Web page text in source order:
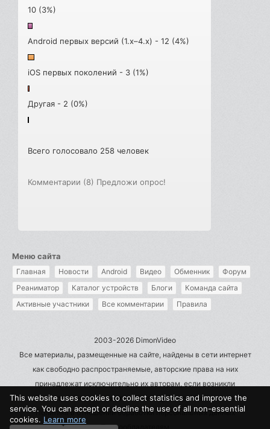
10 (3%)
Android первых версий (1.x–4.x) - 12 (4%)
iOS первых поколений - 3 (1%)
Другая - 2 (0%)
Всего голосовало 258 человек
Комментарии (8) Предложи опрос!
Меню сайта
Главная Новости Android Видео Обменник
Форум
Реаниматор
Каталог устройств Блоги
Команда сайта
Активные участники
Все комментарии Правила
2003-2026 DimonVideo
Все материалы, размещенные на сайте, найдены в сети интернет
как свободно распространяемые, авторские права на них
принадлежат исключительно их авторам, если возникли
претензии - пишите на admin@dimonvideo.ru
Политика в отношении обработки персональных данных
Правообладателям
This website uses cookies to collect statistics and improve the
service. You can accept or decline the use of all non-essential
cookies. Learn more